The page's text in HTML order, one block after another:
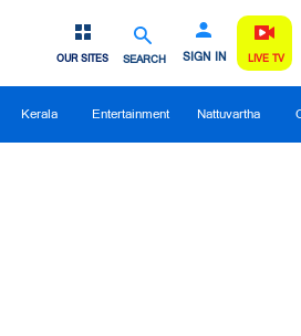
SEARCH SIGN IN
OUR SITES LIVE TV
Kerala Entertainment Nattuvartha